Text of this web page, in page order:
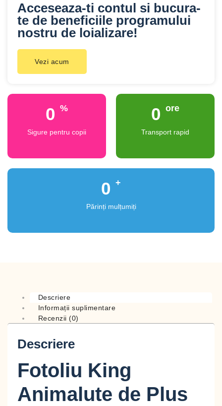
Acceseaza-ti contul si bucura-
te de beneficiile programului
nostru de loializare!
Vezi acum
0 %
Sigure pentru copii
0 ore
Transport rapid
0 +
Părinți mulțumiți
Descriere
Informații suplimentare
Recenzii (0)
Descriere
Fotoliu King
Animalute de Plus